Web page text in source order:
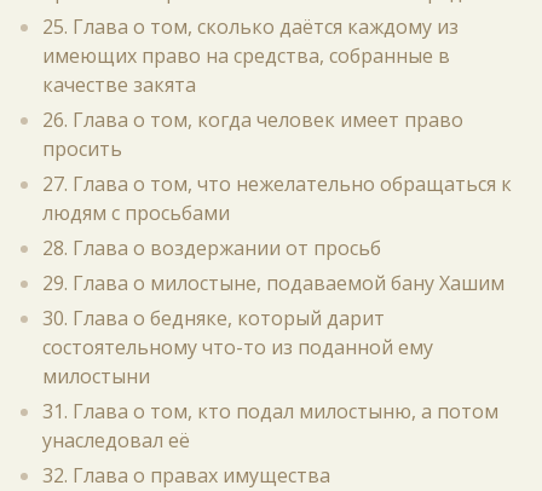
25. Глава о том, сколько даётся каждому из
имеющих право на средства, собранные в
качестве закята
26. Глава о том, когда человек имеет право
просить
27. Глава о том, что нежелательно обращаться к
людям с просьбами
28. Глава о воздержании от просьб
29. Глава о милостыне, подаваемой бану Хашим
30. Глава о бедняке, который дарит
состоятельному что-то из поданной ему
милостыни
31. Глава о том, кто подал милостыню, а потом
унаследовал её
32. Глава о правах имущества